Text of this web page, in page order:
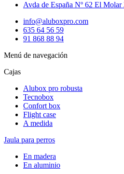
Avda de España Nº 62 El
info@aluboxpro.com
635 64 56 59
91 868 88 94
Menú de navegación
Cajas
Alubox pro robusta
Tecnobox
Confort box
Flight case
A medida
Jaula para perros
En madera
En aluminio